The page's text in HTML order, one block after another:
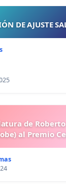
DE AJUSTE
de
al Premio